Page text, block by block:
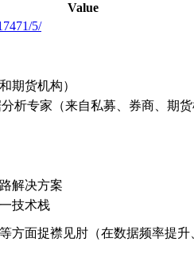
Value
5/
期货机构）
析专家（来自私募、券商、期货
解决方案
技术栈
方面捉襟见肘（在数据频率提升